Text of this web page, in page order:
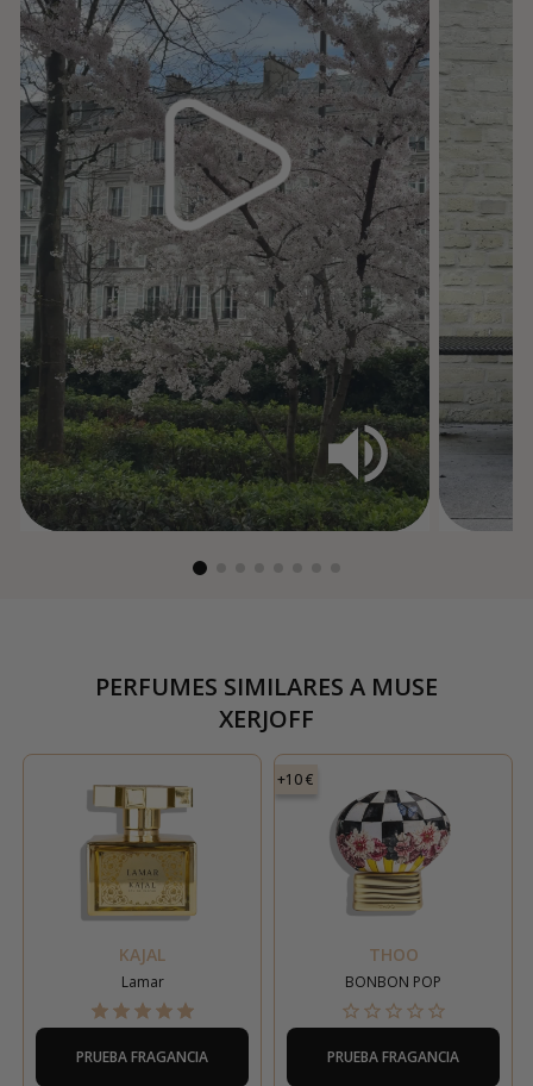
PERFUMES SIMILARES A MUSE
XERJOFF
KAJAL
Lamar
PRUEBA FRAGANCIA
+10 €
THOO
BONBON POP
PRUEBA FRAGANCIA